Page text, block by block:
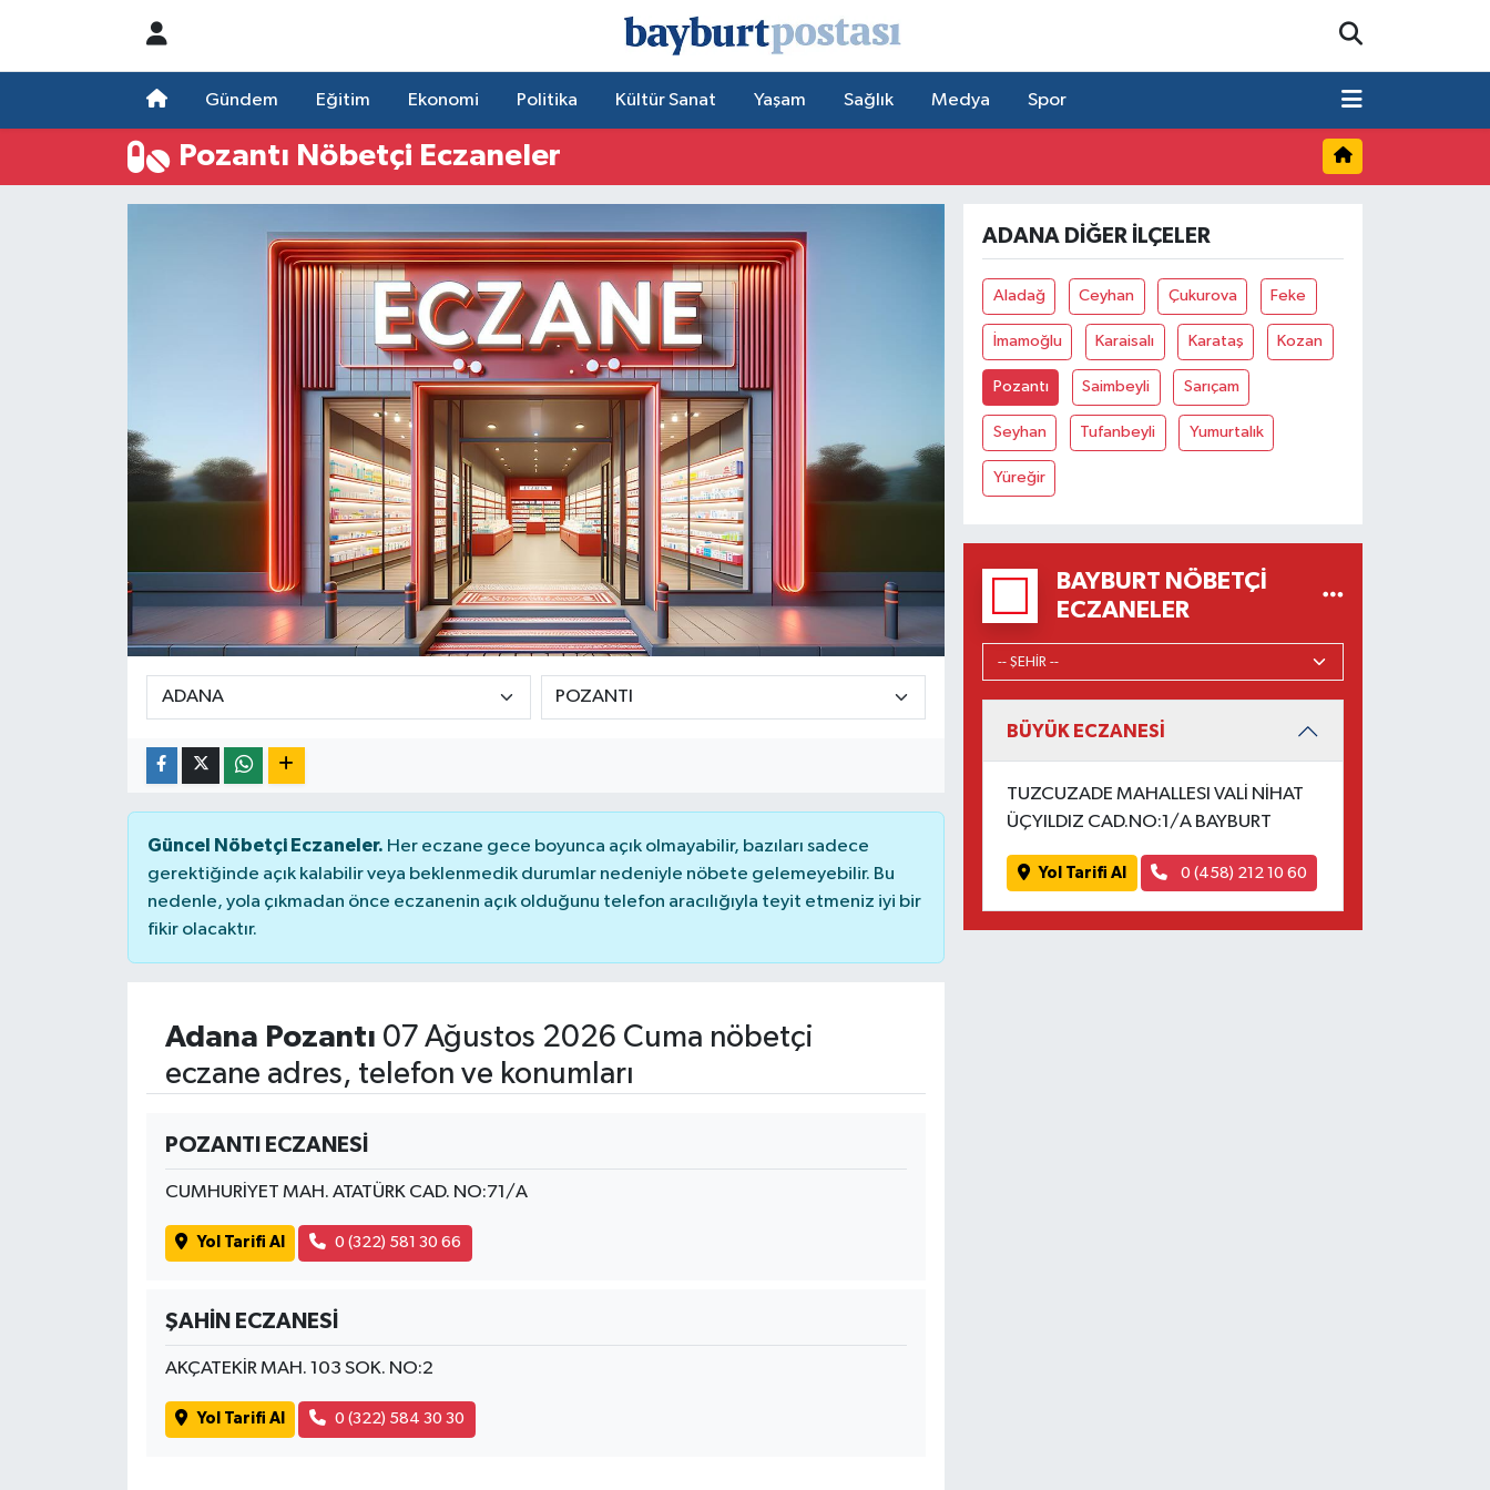
Gündem Eğitim Ekonomi Politika Kültür Sanat Yaşam Sağlık Medya Spor
Pozantı Nöbetçi Eczaneler
Güncel Nöbetçi Eczaneler. Her eczane gece boyunca açık olmayabilir, bazıları sadece
gerektiğinde açık kalabilir veya beklenmedik durumlar nedeniyle nöbete gelemeyebilir. Bu
nedenle, yola çıkmadan önce eczanenin açık olduğunu telefon aracılığıyla teyit etmeniz iyi bir
fikir olacaktır.
Adana Pozantı 07 Ağustos 2026 Cuma nöbetçi
eczane adres, telefon ve konumları
POZANTI ECZANESİ
CUMHURİYET MAH. ATATÜRK CAD. NO:71/A
Yol Tarifi Al 0 (322) 581 30 66
ŞAHİN ECZANESİ
AKÇATEKİR MAH. 103 SOK. NO:2
Yol Tarifi Al 0 (322) 584 30 30
ADANA DIĞER İLÇELER
Aladağ Ceyhan Çukurova Feke
İmamoğlu Karaisalı Karataş Kozan
Pozantı Saimbeyli Sarıçam
Seyhan Tufanbeyli Yumurtalık
Yüreğir
BAYBURT NÖBETÇI
ECZANELER
BÜYÜK ECZANESİ
TUZCUZADE MAHALLESI VALİ NİHAT
ÜÇYILDIZ CAD.NO:1/A BAYBURT
Yol Tarifi Al 0 (458) 212 10 60
Hava Durumu
Süper Lig Puan Durumu ve Fikstür
Haber Arşivi